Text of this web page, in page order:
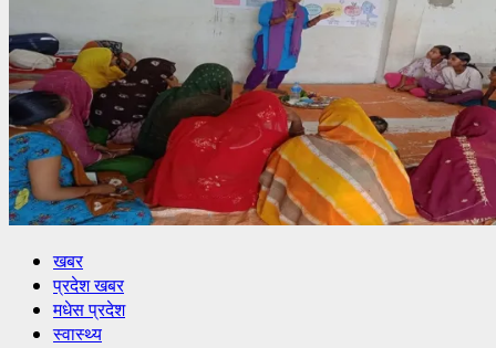
खबर
प्रदेश खबर
मधेस प्रदेश
स्वास्थ्य